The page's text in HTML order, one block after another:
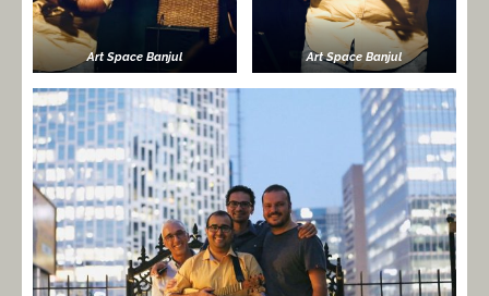
Art Space Banjul Art Space Banjul